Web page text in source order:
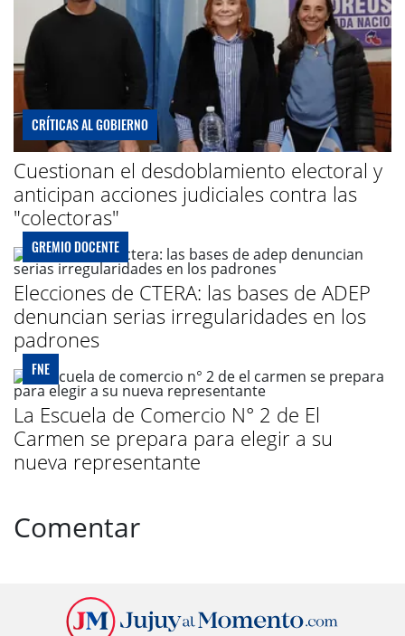
CRÍTICAS AL GOBIERNO
Cuestionan el desdoblamiento electoral y
anticipan acciones judiciales contra las
"colectoras"
GREMIO DOCENTE
Elecciones de CTERA: las bases de ADEP
denuncian serias irregularidades en los
padrones
FNE
La Escuela de Comercio N° 2 de El
Carmen se prepara para elegir a su
nueva representante
Comentar